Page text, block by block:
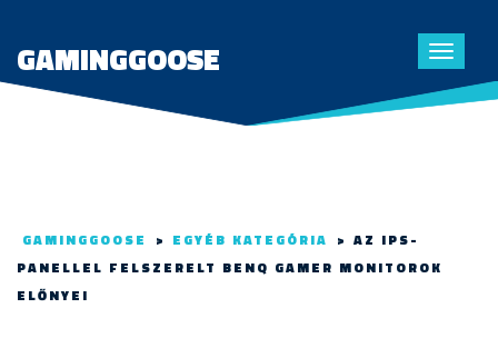
Toggle
GAMINGGOOSE
GAMINGGOOSE > EGYÉB KATEGÓRIA > AZ IPS-
PANELLEL FELSZERELT BENQ GAMER MONITOROK
ELŐNYEI